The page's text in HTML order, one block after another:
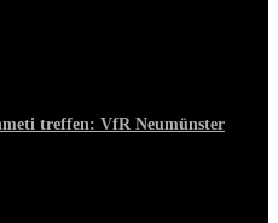
treffen: VfR Neumünster